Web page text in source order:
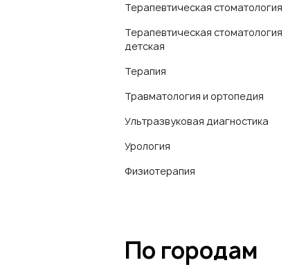
Терапевтическая стоматология
Терапевтическая стоматология
детская
Терапия
Травматология и ортопедия
Ультразвуковая диагностика
Урология
Физиотерапия
По городам